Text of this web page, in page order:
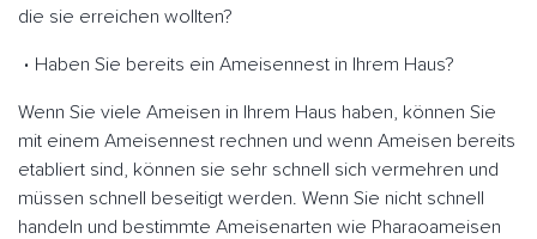
die sie erreichen wollten?
Haben Sie bereits ein Ameisennest in Ihrem Haus?
Wenn Sie viele Ameisen in Ihrem Haus haben, können Sie
mit einem Ameisennest rechnen und wenn Ameisen bereits
etabliert sind, können sie sehr schnell sich vermehren und
müssen schnell beseitigt werden. Wenn Sie nicht schnell
handeln und bestimmte Ameisenarten wie Pharaoameisen